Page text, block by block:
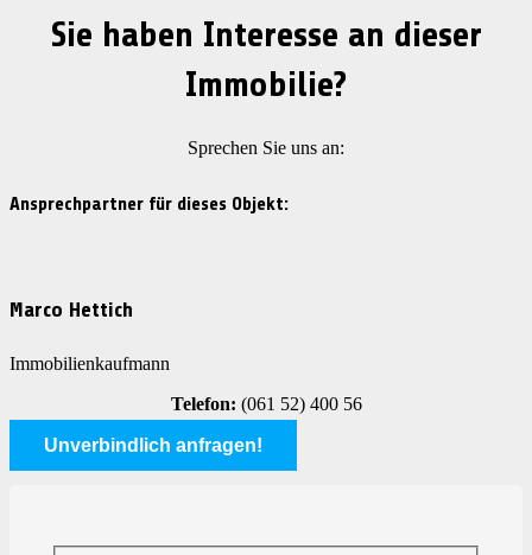
Sie haben Interesse an dieser
Immobilie?
Sprechen Sie uns an:
Ansprechpartner für dieses Objekt:
Marco Hettich
Immobilienkaufmann
Telefon: (061 52) 400 56
Unverbindlich anfragen!